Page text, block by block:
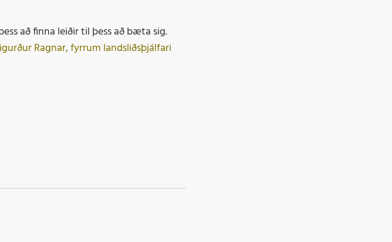
að finna leiðir til þess að bæta sig.
Ragnar, fyrrum landsliðsþjálfari